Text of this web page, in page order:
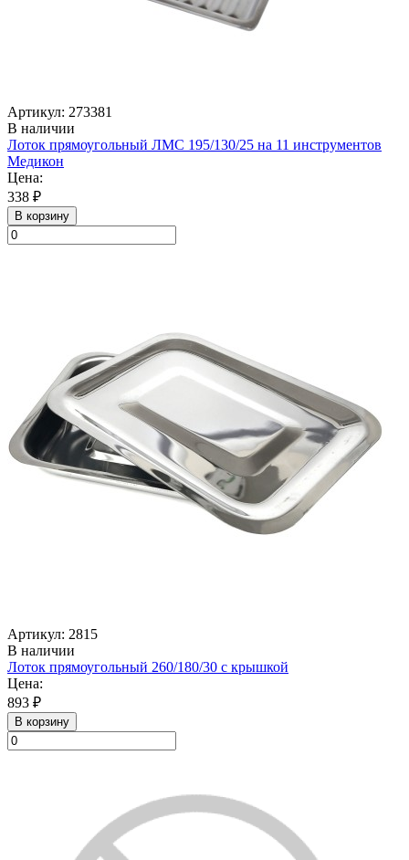
Артикул: 273381
В наличии
Лоток прямоугольный ЛМС 195/130/25 на 11 инструментов
Медикон
Цена:
338 ₽
В корзину
Артикул: 2815
В наличии
Лоток прямоугольный 260/180/30 с крышкой
Цена:
893 ₽
В корзину